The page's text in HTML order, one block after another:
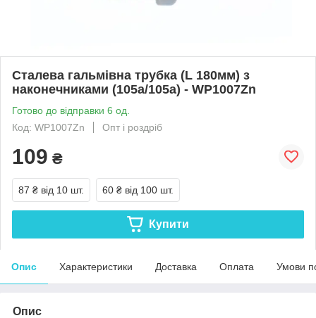
Сталева гальмівна трубка (L 180мм) з
наконечниками (105а/105а) - WP1007Zn
Готово до відправки 6 од.
Код: WP1007Zn
Опт і роздріб
109 ₴
87 ₴ від 10 шт. 60 ₴ від 100 шт.
Купити
Опис Характеристики Доставка Оплата Умови
Опис